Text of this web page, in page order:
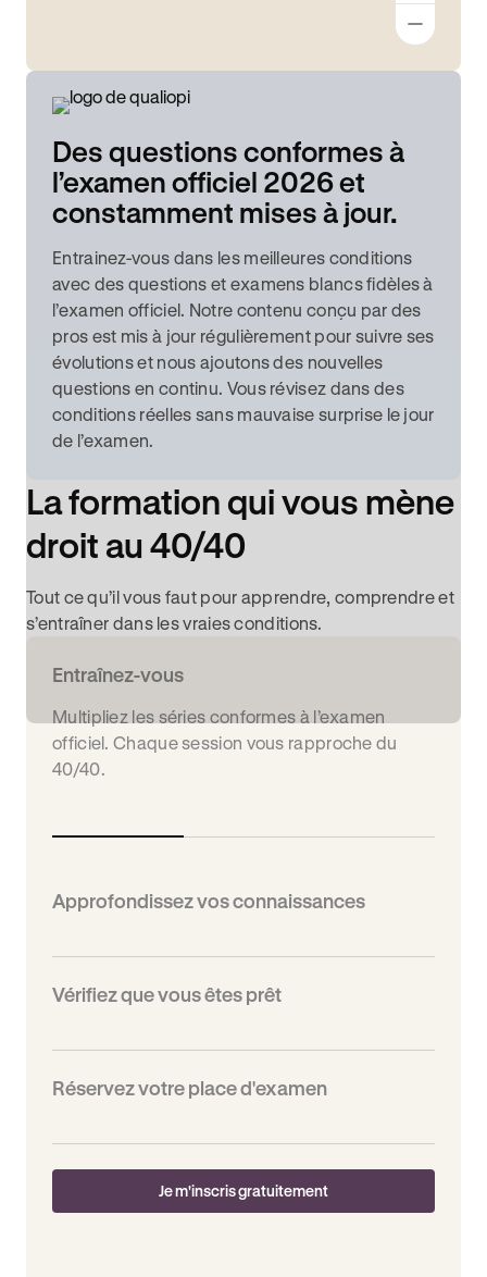
Des questions conformes à
l’examen officiel 2026 et
constamment mises à jour.
Entrainez-vous dans les meilleures conditions
avec des questions et examens blancs fidèles à
l’examen officiel. Notre contenu conçu par des
pros est mis à jour régulièrement pour suivre ses
évolutions et nous ajoutons des nouvelles
questions en continu. Vous révisez dans des
conditions réelles sans mauvaise surprise le jour
de l’examen.
La formation qui vous mène
droit au 40/40
Tout ce qu’il vous faut pour apprendre, comprendre et
s’entraîner dans les vraies conditions.
Entraînez-vous
Multipliez les séries conformes à l’examen
officiel. Chaque session vous rapproche du
40/40.
Approfondissez vos connaissances
Vérifiez que vous êtes prêt
Réservez votre place d'examen
Je m'inscris gratuitement